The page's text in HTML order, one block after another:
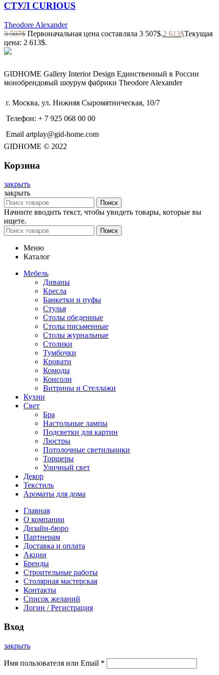
СТУЛ CURIOUS
Theodore Alexander
3 507$ Первоначальная цена составляла 3 507$.2 613$Текущая
цена: 2 613$.
GIDHOME Gallery Interior Design Единственный в России
монобрендовый шоурум фабрики Theodore Alexander
г. Москва, ул. Нижняя Сыромятническая, 10/7
Телефон: + 7 925 068 00 00
Email artplay@gid-home.com
GIDHOME © 2022
Корзина
закрыть
закрыть
Поиск
Начните вводить текст, чтобы увидеть товары, которые вы
ищете.
Поиск
Меню
Каталог
Мебель
Диваны
Кресла
Банкетки и пуфы
Стулья
Столы обеденные
Столы письменные
Столы журнальные
Столики
Тумбочки
Кровати
Комоды
Консоли
Витрины и Стеллажи
Кухни
Свет
Бра
Настольные лампы
Подсветки для картин
Люстры
Потолочные светильники
Торшеры
Уличный свет
Декор
Текстиль
Ароматы для дома
Главная
О компании
Дизайн-бюро
Партнерам
Доставка и оплата
Акции
Бренды
Строительные работы
Столярная мастерская
Контакты
Список желаний
Логин / Регистрация
Вход
закрыть
Имя пользователя или Email *